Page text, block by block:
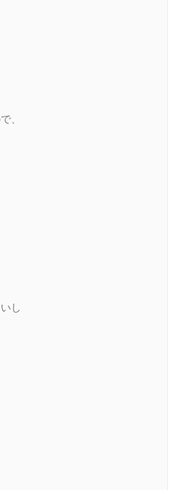
、
し